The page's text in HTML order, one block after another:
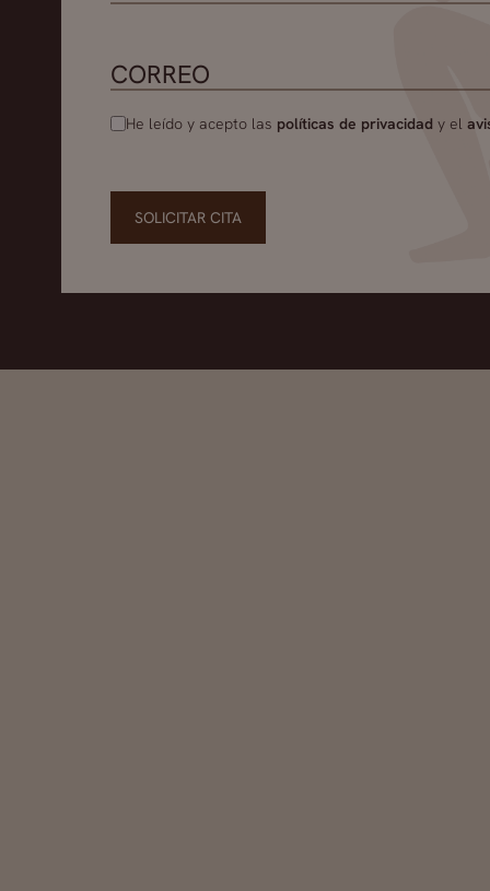
He leído y acepto las políticas de privacidad y el
SOLICITAR CITA